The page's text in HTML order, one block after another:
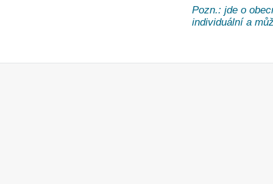
Pozn.: jde o
individuální a